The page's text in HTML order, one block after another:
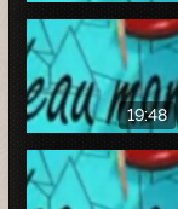
19:48